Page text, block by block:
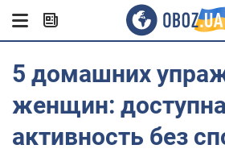
5 домашних
женщин: доступна
активность без